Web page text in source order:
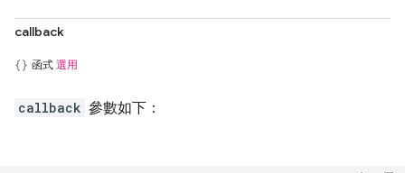
callback
函式 選用
callback 參數如下：